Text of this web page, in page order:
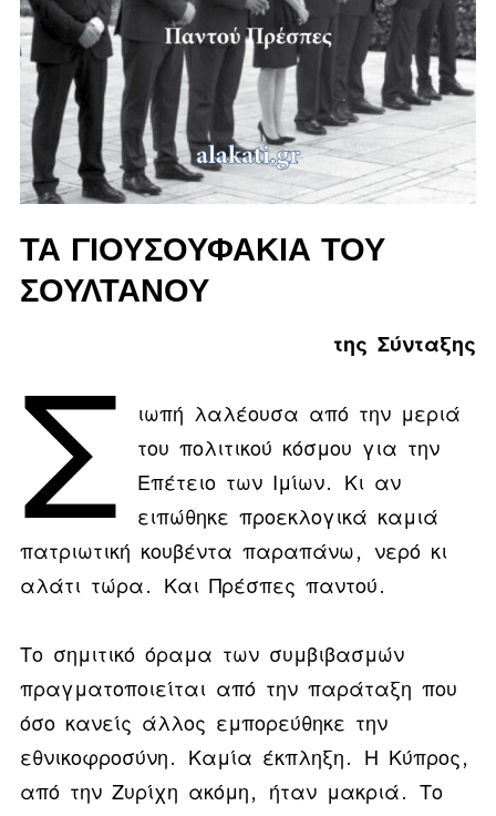
ΤΑ ΓΙΟΥΣΟΥΦΆΚΙΑ ΤΟΥ
ΣΟΥΛΤΆΝΟΥ
της Σύνταξης
Σ
ιωπή λαλέουσα από την μεριά
του πολιτικού κόσμου για την
Επέτειο των Ιμίων. Κι αν
ειπώθηκε προεκλογικά καμιά
πατριωτική κουβέντα παραπάνω, νερό κι
αλάτι τώρα. Και Πρέσπες παντού.
Το σημιτικό όραμα των συμβιβασμών
πραγματοποιείται από την παράταξη που
όσο κανείς άλλος εμπορεύθηκε την
εθνικοφροσύνη. Καμία έκπληξη. Η Κύπρος,
από την Ζυρίχη ακόμη, ήταν μακριά. Το